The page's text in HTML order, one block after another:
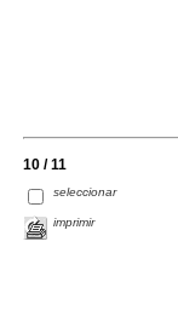
10 / 11
seleccionar
imprimir